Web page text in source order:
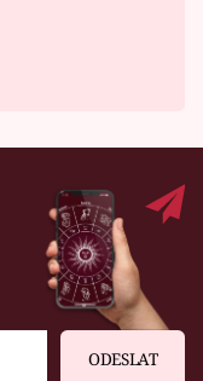
ODESLAT